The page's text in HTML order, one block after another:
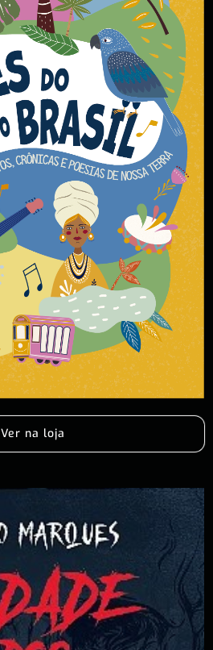
Ver na loja